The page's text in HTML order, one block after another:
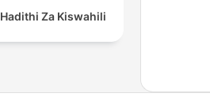
Hadithi Za Kiswahili